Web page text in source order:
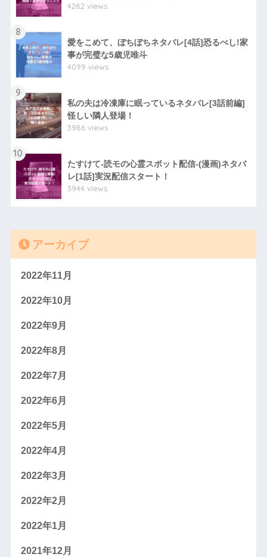
4282 views
8
愛をこめて、ぼちぼちネタバレ[4話]恐るべし!家
事が完璧な5歳児唯斗
4099 views
9
私の夫は冷凍庫に眠っているネタバレ[3話前編]
怪しい隣人登場！
3986 views
10
たすけて-読モの心霊スポット配信-(漫画)ネタバ
レ[1話]実況配信スタート！
3944 views
アーカイブ
2022年11月
2022年10月
2022年9月
2022年8月
2022年7月
2022年6月
2022年5月
2022年4月
2022年3月
2022年2月
2022年1月
2021年12月